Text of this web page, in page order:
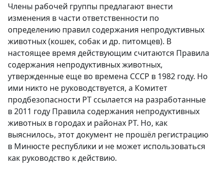
Члены рабочей группы предлагают внести
изменения в части ответственности по
определению правил содержания непродуктивных
животных (кошек, собак и др. питомцев). В
настоящее время действующим считаются Правила
содержания непродуктивных животных,
утвержденные еще во времена СССР в 1982 году. Но
ими никто не руководствуется, а Комитет
продбезопасности РТ ссылается на разработанные
в 2011 году Правила содержания непродуктивных
животных в городах и районах РТ. Но, как
выяснилось, этот документ не прошёл регистрацию
в Минюсте республики и не может использоваться
как руководство к действию.